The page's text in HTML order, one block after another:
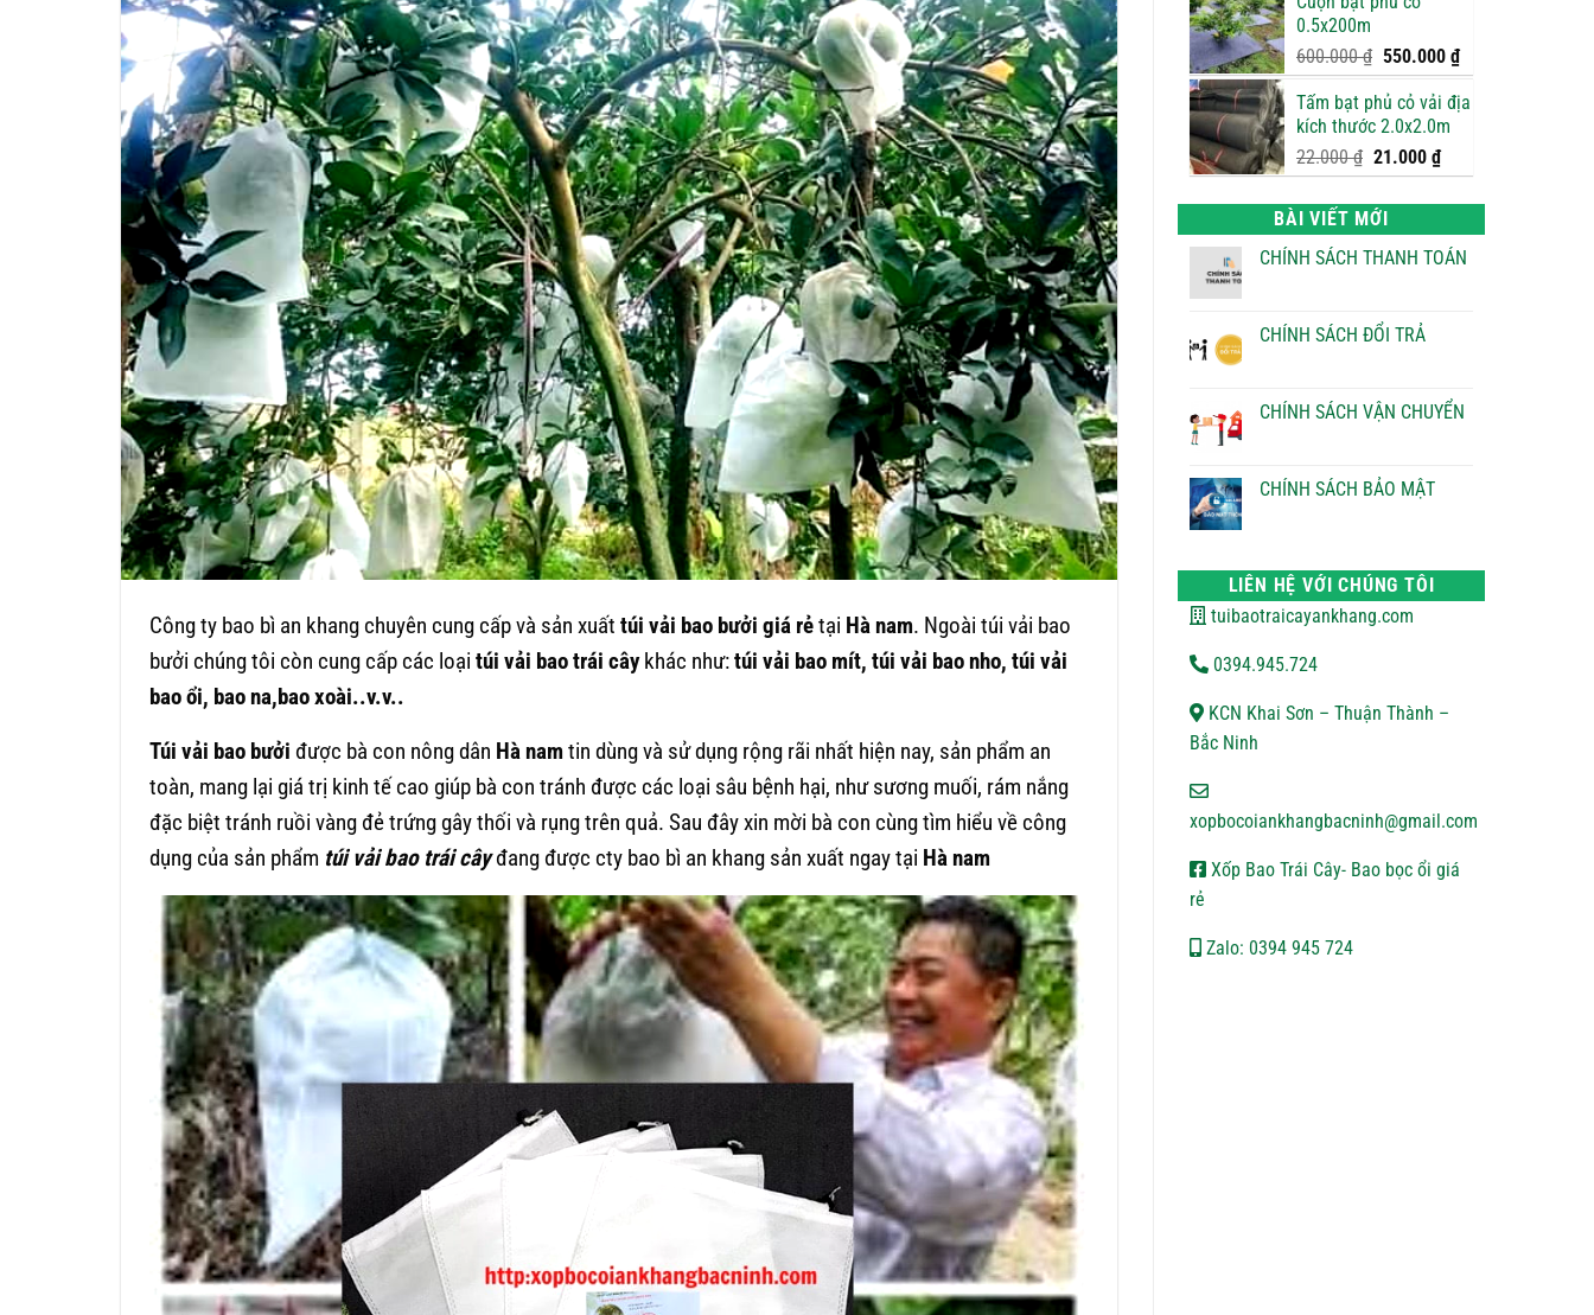
Công ty bao bì an khang chuyên cung cấp và sản xuất túi vải bao bưởi giá rẻtại Hà nam. Ngoài túi vải bao
bưởi chúng tôi còn cung cấp các loại túi vải bao trái câykhác như:túi vải bao mít, túi vải bao nho, túi vải
bao ổi, bao na,bao xoài..v.v..
Túi vải bao bưởi được bà con nông dân Hà namtin dùng và sử dụng rộng rãi nhất hiện nay, sản phẩm an
toàn, mang lại giá trị kinh tế cao giúp bà con tránh được các loại sâu bệnh hại, như sương muối, rám nắng
đặc biệt tránh ruồi vàng đẻ trứng gây thối và rụng trên quả. Sau đây xin mời bà con cùng tìm hiểu về công
dụng của sản phẩm túi vảibao trái cây đang được cty bao bì an khang sản xuất ngay tại Hà nam
700.000 ₫.
0.5x200m
600.000₫ Giá
gốc
là:
600.000 ₫.
550.000 ₫Giá
hiện
tại
Tấm bạt phủ cỏ vải địa
kích thước 2.0x2.0m
22.000₫ Giá
gốc
là:
22.000 ₫.
21.000 ₫Giá
hiện
tại
là:
21.000 ₫.
BÀI VIẾT MỚI
CHÍNH SÁCH THANH TOÁN
luận
ở
TOÁN
CHÍNH SÁCH ĐỔI TRẢ
luận
ở
TRẢ
CHÍNH SÁCH VẬN CHUYỂN
luận
ởCHÍNH SÁCH BẢO MẬT
ở
CHÍNH
SÁCH
BẢO
LIÊN HỆ VỚI CHÚNG TÔI
tuibaotraicayankhang.com
0394.945.724
KCN Khai Sơn – Thuận Thành –
Bắc Ninh
xopbocoiankhangbacninh@gmail.com
Xốp Bao Trái Cây- Bao bọc ổi giá
rẻ
Zalo: 0394 945 724